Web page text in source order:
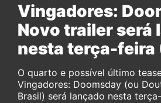
Vingadores:
Novo trailer será
nesta terça-feira
O quarto e possível último
Vingadores: Doomsday (ou
Brasil) será lançado nesta